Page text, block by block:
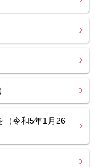
（令和5年1月26